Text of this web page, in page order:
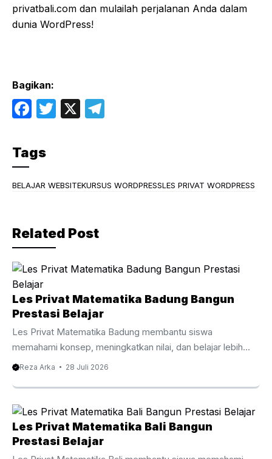
privatbali.com dan mulailah perjalanan Anda dalam
dunia WordPress!
Bagikan:
F
c
e
b
o
k
T
X
a
Tags
BELAJAR WEBSITEKURSUS WORDPRESSLES PRIVAT WORDPRESS
Related Post
Les Privat Matematika Badung Bangun
Prestasi Belajar
Les Privat Matematika Badung membantu siswa
memahami konsep, meningkatkan nilai, dan belajar lebih
percaya diri bersama tutor berpengalaman. Les Privat
Matematika menjadi mata pelajaran yang membutuhkan
pemahaman konsep secara bertahap agar siswa mampu
mengikuti materi dengan baik. Oleh karena itu, Les Privat
Matematika Badung membantu siswa memahami setiap
topik melalui pembelajaran yang lebih terarah, personal, dan
Reza Arka 28 Juli 2026
Les Privat Matematika Bali Bangun
Prestasi Belajar